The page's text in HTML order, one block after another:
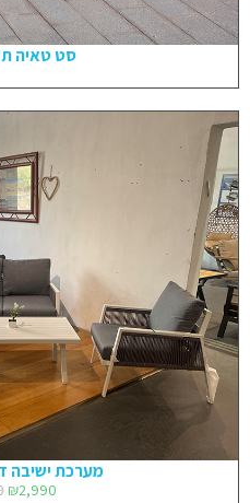
סט טאיה
מערכת ישיבה
₪2,990